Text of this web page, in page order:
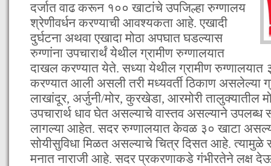
दर्जात वाढ करून १०० खाटांचे उपजिल्हा रुग्णालय
श्रेणीवर्धन करण्याची आवश्यकता आहे. एखादी
दुर्घटना अथवा एखादा मोठा अपघात घडल्यास
रुग्णांना उपचारार्थं येथील ग्रामीण रुग्णालयात
दाखल करण्यात येते. सध्या येथील ग्रामीण रुग्णालयात
करण्यात आली असली तरी मध्यवर्ती ठिकाण असलेल्या
लाखांदूर, अर्जुनी/मोर, कुरखेडा, आरमोरी तालुक्यातील
उपचारार्थ धाव घेत असल्याचे वास्तव असल्याने उपलब्ध
लागल्या आहेत. सदर रुग्णालयात केवळ ३० खाटा
सोयीसुविधा मिळत असल्याचे चित्र दिसत आहे. त्यामुळे
मनात नाराजी आहे. सदर प्रकरणाकडे गंभीरतेने लक्ष